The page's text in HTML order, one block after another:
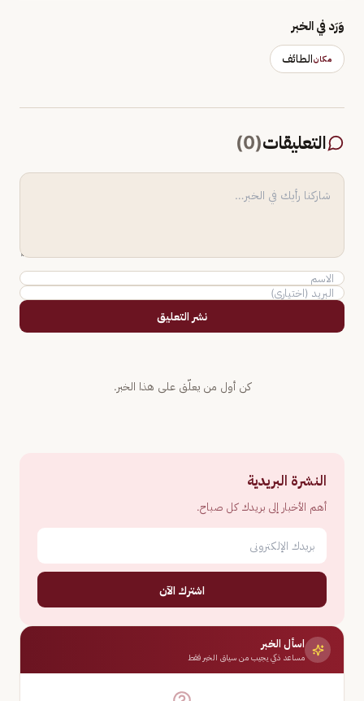
وَرَد في الخبر
مكانالطائف
التعليقات(
0
)
نشر التعليق
كن أول من يعلّق على هذا الخبر.
النشرة البريدية
أهم الأخبار إلى بريدك كل صباح.
اشترك الآن
اسأل الخبر
مساعد ذكي يجيب من سياق الخبر فقط